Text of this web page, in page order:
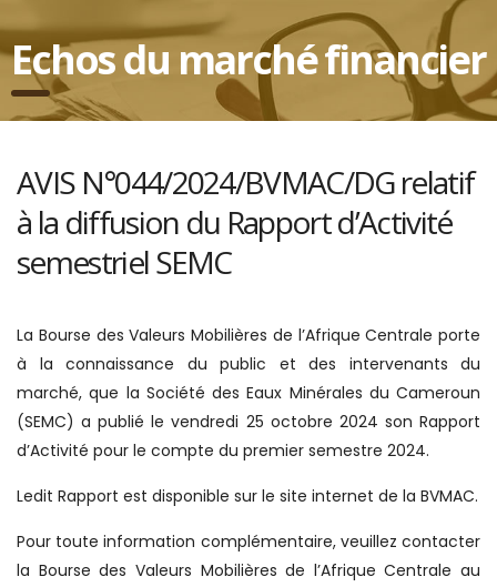
Echos du marché financier
AVIS N°044/2024/BVMAC/DG relatif
à la diffusion du Rapport d’Activité
semestriel SEMC
La Bourse des Valeurs Mobilières de l’Afrique Centrale porte
à la connaissance du public et des intervenants du
marché, que la Société des Eaux Minérales du Cameroun
(SEMC) a publié le vendredi 25 octobre 2024 son Rapport
d’Activité pour le compte du premier semestre 2024.
Ledit Rapport est disponible sur le site internet de la BVMAC.
Pour toute information complémentaire, veuillez contacter
la Bourse des Valeurs Mobilières de l’Afrique Centrale au